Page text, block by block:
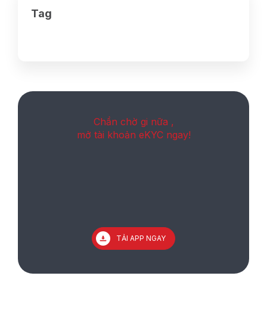
Tag
Chần chờ gi nữa ,
mở tài khoản eKYC ngay!
TẢI APP NGAY